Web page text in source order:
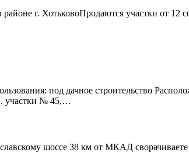
г. ХотьковоПродаются участки от 12
под дачное строительство
участки № 45,…
шоссе 38 км от МКАД